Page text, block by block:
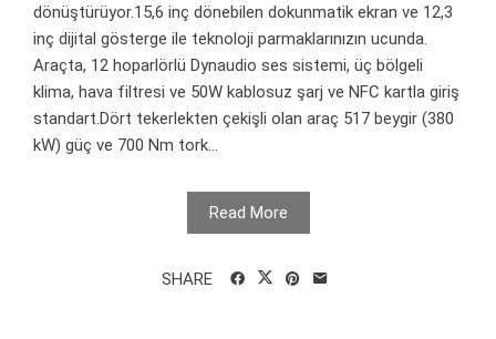
dönüştürüyor.15,6 inç dönebilen dokunmatik ekran ve 12,3
inç dijital gösterge ile teknoloji parmaklarınızın ucunda.
Araçta, 12 hoparlörlü Dynaudio ses sistemi, üç bölgeli
klima, hava filtresi ve 50W kablosuz şarj ve NFC kartla giriş
standart.Dört tekerlekten çekişli olan araç 517 beygir (380
kW) güç ve 700 Nm tork...
Read More
SHARE